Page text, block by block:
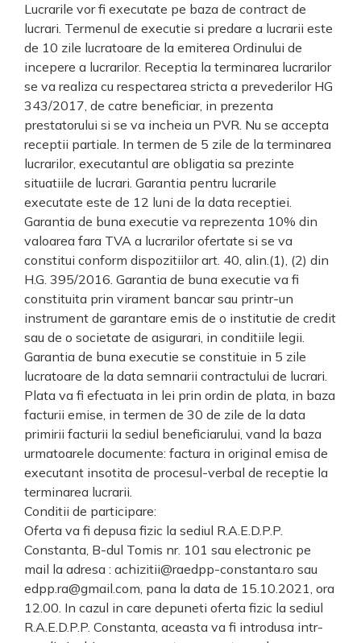
Lucrarile vor fi executate pe baza de contract de
lucrari. Termenul de executie si predare a lucrarii este
de 10 zile lucratoare de la emiterea Ordinului de
incepere a lucrarilor. Receptia la terminarea lucrarilor
se va realiza cu respectarea stricta a prevederilor HG
343/2017, de catre beneficiar, in prezenta
prestatorului si se va incheia un PVR. Nu se accepta
receptii partiale. In termen de 5 zile de la terminarea
lucrarilor, executantul are obligatia sa prezinte
situatiile de lucrari. Garantia pentru lucrarile
executate este de 12 luni de la data receptiei.
Garantia de buna executie va reprezenta 10% din
valoarea fara TVA a lucrarilor ofertate si se va
constitui conform dispozitiilor art. 40, alin.(1), (2) din
H.G. 395/2016. Garantia de buna executie va fi
constituita prin virament bancar sau printr-un
instrument de garantare emis de o institutie de credit
sau de o societate de asigurari, in conditiile legii.
Garantia de buna executie se constituie in 5 zile
lucratoare de la data semnarii contractului de lucrari.
Plata va fi efectuata in lei prin ordin de plata, in baza
facturii emise, in termen de 30 de zile de la data
primirii facturii la sediul beneficiarului, vand la baza
urmatoarele documente: factura in original emisa de
executant insotita de procesul-verbal de receptie la
terminarea lucrarii.
Conditii de participare:
Oferta va fi depusa fizic la sediul R.A.E.D.P.P.
Constanta, B-dul Tomis nr. 101 sau electronic pe
mail la adresa : achizitii@raedpp-constanta.ro sau
edpp.ra@gmail.com, pana la data de 15.10.2021, ora
12.00. In cazul in care depuneti oferta fizic la sediul
R.A.E.D.P.P. Constanta, aceasta va fi introdusa intr-